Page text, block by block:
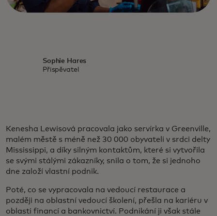
Sophie Hares
Přispěvatel
Kenesha Lewisová pracovala jako servírka v Greenville,
malém městě s méně než 30 000 obyvateli v srdci delty
Mississippi, a díky silným kontaktům, které si vytvořila
se svými stálými zákazníky, snila o tom, že si jednoho
dne založí vlastní podnik.
Poté, co se vypracovala na vedoucí restaurace a
později na oblastní vedoucí školení, přešla na kariéru v
oblasti financí a bankovnictví. Podnikání ji však stále